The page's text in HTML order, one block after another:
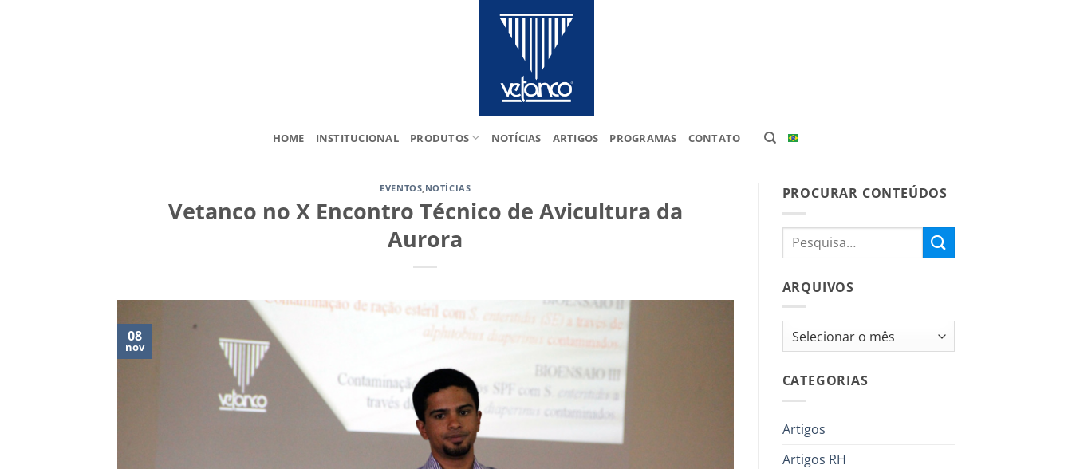
HOME INSTITUCIONAL PRODUTOS NOTÍCIAS ARTIGOS PROGRAMAS CONTATO
EVENTOS,NOTÍCIAS
Vetanco no X Encontro Técnico de Avicultura da
Aurora
08
nov
PROCURAR CONTEÚDOS
ARQUIVOS
Arquivos
CATEGORIAS
Artigos
Artigos RH